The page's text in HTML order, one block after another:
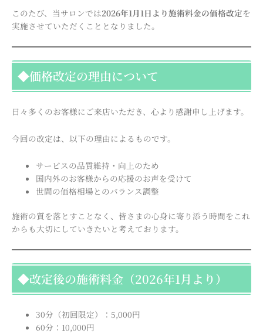
このたび、当サロンでは2026年1月1日より施術料金の価格改定を
実施させていただくこととなりました。
◆価格改定の理由について
日々多くのお客様にご来店いただき、心より感謝申し上げます。
今回の改定は、以下の理由によるものです。
サービスの品質維持・向上のため
国内外のお客様からの応援のお声を受けて
世間の価格相場とのバランス調整
施術の質を落とすことなく、皆さまの心身に寄り添う時間をこれ
からも大切にしていきたいと考えております。
◆改定後の施術料金（2026年1月より）
30分（初回限定）：5,000円
60分：10,000円